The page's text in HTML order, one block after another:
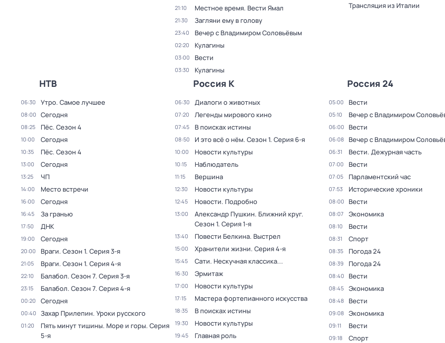
21:10 Местное время. Вести Ямал
21:30 Загляни ему в голову
23:40 Вечер с Владимиром Соловьёвым
02:20 Кулагины
03:00 Вести
03:30 Кулагины
Трансляция из Италии
НТВ
06:30 Утро. Самое лучшее
08:00 Сегодня
08:25 Пёс. Сезон 4
10:00 Сегодня
10:35 Пёс. Сезон 4
13:00 Сегодня
13:25 ЧП
14:00 Место встречи
16:00 Сегодня
16:45 За гранью
17:50 ДНК
19:00 Сегодня
20:00 Враги. Сезон 1. Серия 3-я
21:05 Враги. Сезон 1. Серия 4-я
22:10 Балабол. Сезон 7. Серия 3-я
23:15 Балабол. Сезон 7. Серия 4-я
00:20 Сегодня
00:40 Захар Прилепин. Уроки русского
01:20 Пять минут тишины. Море и горы. Серия
5-я
Россия К
06:30 Диалоги о животных
07:20 Легенды мирового кино
07:45 В поисках истины
08:50 И это всё о нём. Сезон 1. Серия 6-я
10:00 Новости культуры
10:15 Наблюдатель
11:15 Вершина
12:30 Новости культуры
12:45 Новости. Подробно
13:00 Александр Пушкин. Ближний круг.
Сезон 1. Серия 1-я
13:40 Повести Белкина. Выстрел
15:00 Хранители жизни. Серия 4-я
15:45 Сати. Нескучная классика...
16:30 Эрмитаж
17:00 Новости культуры
17:15 Мастера фортепианного искусства
18:35 В поисках истины
19:30 Новости культуры
19:45 Главная роль
Россия 24
05:00 Вести
05:10 Вечер с Владимиром
06:00 Вести
06:08 Вечер с Владимиром
06:31 Вести. Дежурная часть
07:00 Вести
07:05 Парламентский час
07:53 Исторические хроники
08:00 Вести
08:07 Экономика
08:10 Вести
08:31 Спорт
08:35 Погода 24
08:39 Погода 24
08:40 Вести
08:45 Экономика
08:48 Вести
09:08 Экономика
09:11 Вести
09:18 Спорт